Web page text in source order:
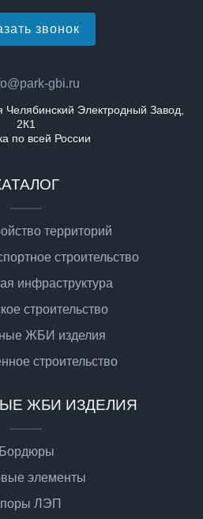
звонок
gbi.ru
Челябинский Электродный Завод,
2К1
по всей России
территорий
строительство
инфраструктура
строительство
ЖБИ изделия
строительство
ЖБИ ИЗДЕЛИЯ
Бордюры
элементы
ЛЭП